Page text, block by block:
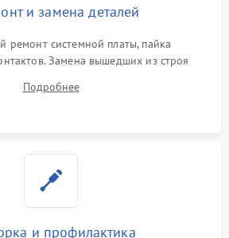
и замена деталей
ремонт системной платы, пайка
Замена вышедших из строя
аккумулятора, неисправного
воды. Восстановление шлейфов и
Подробнее
и профилактика